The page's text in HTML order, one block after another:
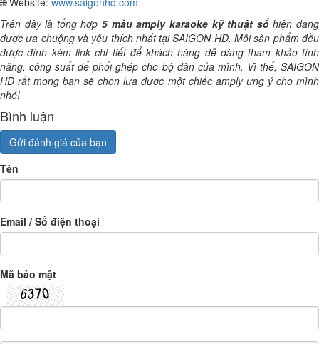
Trên đây là tổng hợp5 mẫu amply karaoke kỹ thuật sốhiện đang
được ưa chuộng và yêu thích nhất tại SAIGON HD. Mỗi sản phẩm đều
được đính kèm link chi tiết để khách hàng dễ dàng tham khảo tính
năng, công suất để phối ghép cho bộ dàn của mình. Vì thế, SAIGON
HD rất mong bạn sẽ chọn lựa được một chiếc amply ưng ý cho mình
nhé!
Bình luận
Gửi đánh giá của bạn
Tên
Email / Số điện thoại
Mã bảo mật